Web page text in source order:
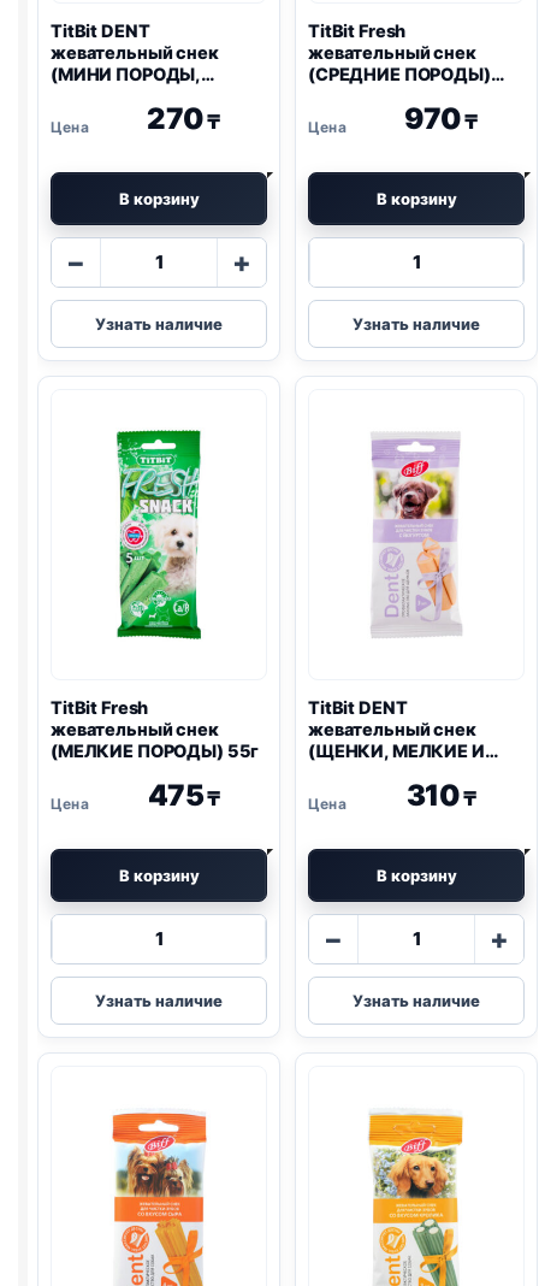
TitBit DENT
жевательный снек
(МИНИ ПОРОДЫ,
270₸
В корзину
−
Количество
TitBit
DENT
жевательный
ПОРОДЫ,
КРЕВЕТКИ)
35г
+
Узнать наличие
TitBit Fresh
жевательный снек
(СРЕДНИЕ ПОРОДЫ)
970₸
В корзину
Количество
TitBit
Fresh
жевательный
ПОРОДЫ)
150г
Узнать наличие
TitBit Fresh
жевательный снек
(МЕЛКИЕ ПОРОДЫ) 55г
475₸
В корзину
Количество
TitBit
Fresh
жевательный
ПОРОДЫ)
55г
Узнать наличие
TitBit DENT
жевательный снек
(ЩЕНКИ, МЕЛКИЕ И
ЙОГУРТ) 40г310₸
В корзину
−
Количество
TitBit
DENT
жевательный
МЕЛКИЕ
И
СРЕДНИЕ
ПОРОДЫ,
ЙОГУРТ)
40г
+
Узнать наличие